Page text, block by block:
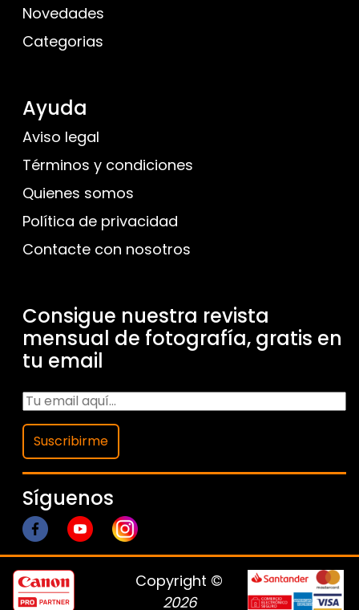
Novedades
Categorias
Ayuda
Aviso legal
Términos y condiciones
Quienes somos
Política de privacidad
Contacte con nosotros
Consigue nuestra revista
mensual de fotografía, gratis en
tu email
Suscribirme
Síguenos
Copyright ©
2026